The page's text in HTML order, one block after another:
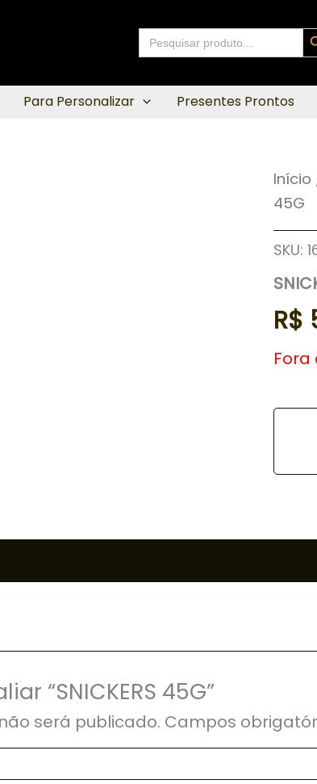
Search
for:
Para Personalizar Presentes Prontos
Início
45G
SKU:
R$
“SNICKERS 45G”
será publicado. Campos